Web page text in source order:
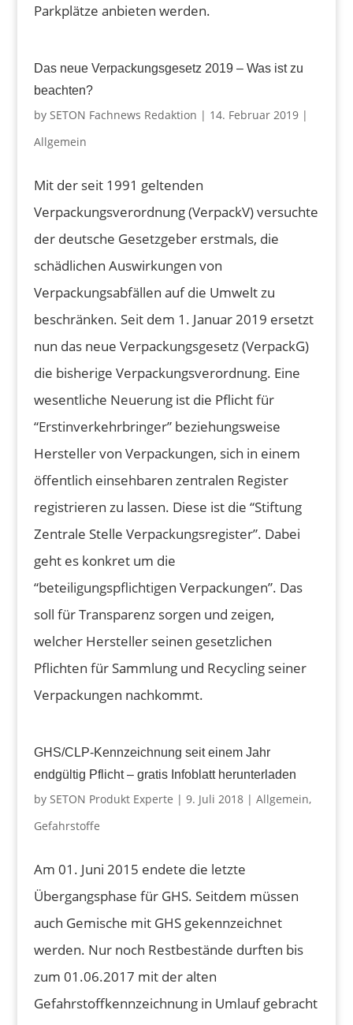
Parkplätze anbieten werden.
Das neue Verpackungsgesetz 2019 – Was ist zu
beachten?
by SETON Fachnews Redaktion | 14. Februar 2019|
Allgemein
Mit der seit 1991 geltenden
Verpackungsverordnung (VerpackV) versuchte
der deutsche Gesetzgeber erstmals, die
schädlichen Auswirkungen von
Verpackungsabfällen auf die Umwelt zu
beschränken. Seit dem 1. Januar 2019 ersetzt
nun das neue Verpackungsgesetz (VerpackG)
die bisherige Verpackungsverordnung. Eine
wesentliche Neuerung ist die Pflicht für
“Erstinverkehrbringer” beziehungsweise
Hersteller von Verpackungen, sich in einem
öffentlich einsehbaren zentralen Register
registrieren zu lassen. Diese ist die “Stiftung
Zentrale Stelle Verpackungsregister”. Dabei
geht es konkret um die
“beteiligungspflichtigen Verpackungen”. Das
soll für Transparenz sorgen und zeigen,
welcher Hersteller seinen gesetzlichen
Pflichten für Sammlung und Recycling seiner
Verpackungen nachkommt.
GHS/CLP-Kennzeichnung seit einem Jahr
endgültig Pflicht – gratis Infoblatt herunterladen
by SETON Produkt Experte | 9. Juli 2018| Allgemein,
Gefahrstoffe
Am 01. Juni 2015 endete die letzte
Übergangsphase für GHS. Seitdem müssen
auch Gemische mit GHS gekennzeichnet
werden. Nur noch Restbestände durften bis
zum 01.06.2017 mit der alten
Gefahrstoffkennzeichnung in Umlauf gebracht